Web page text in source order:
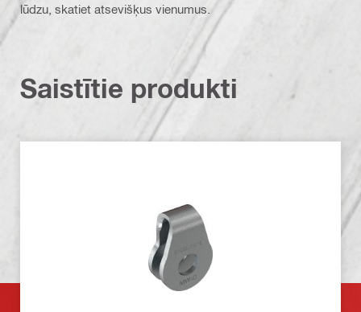
lūdzu, skatiet atsevišķus vienumus.
Saistītie produkti